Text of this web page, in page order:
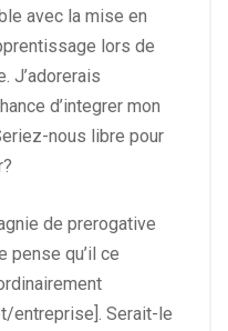
avec la mise en
lors de
J’adorerais
d’integrer mon
nous libre pour
de prerogative
pense qu’il ce
entreprise]. Serait-le